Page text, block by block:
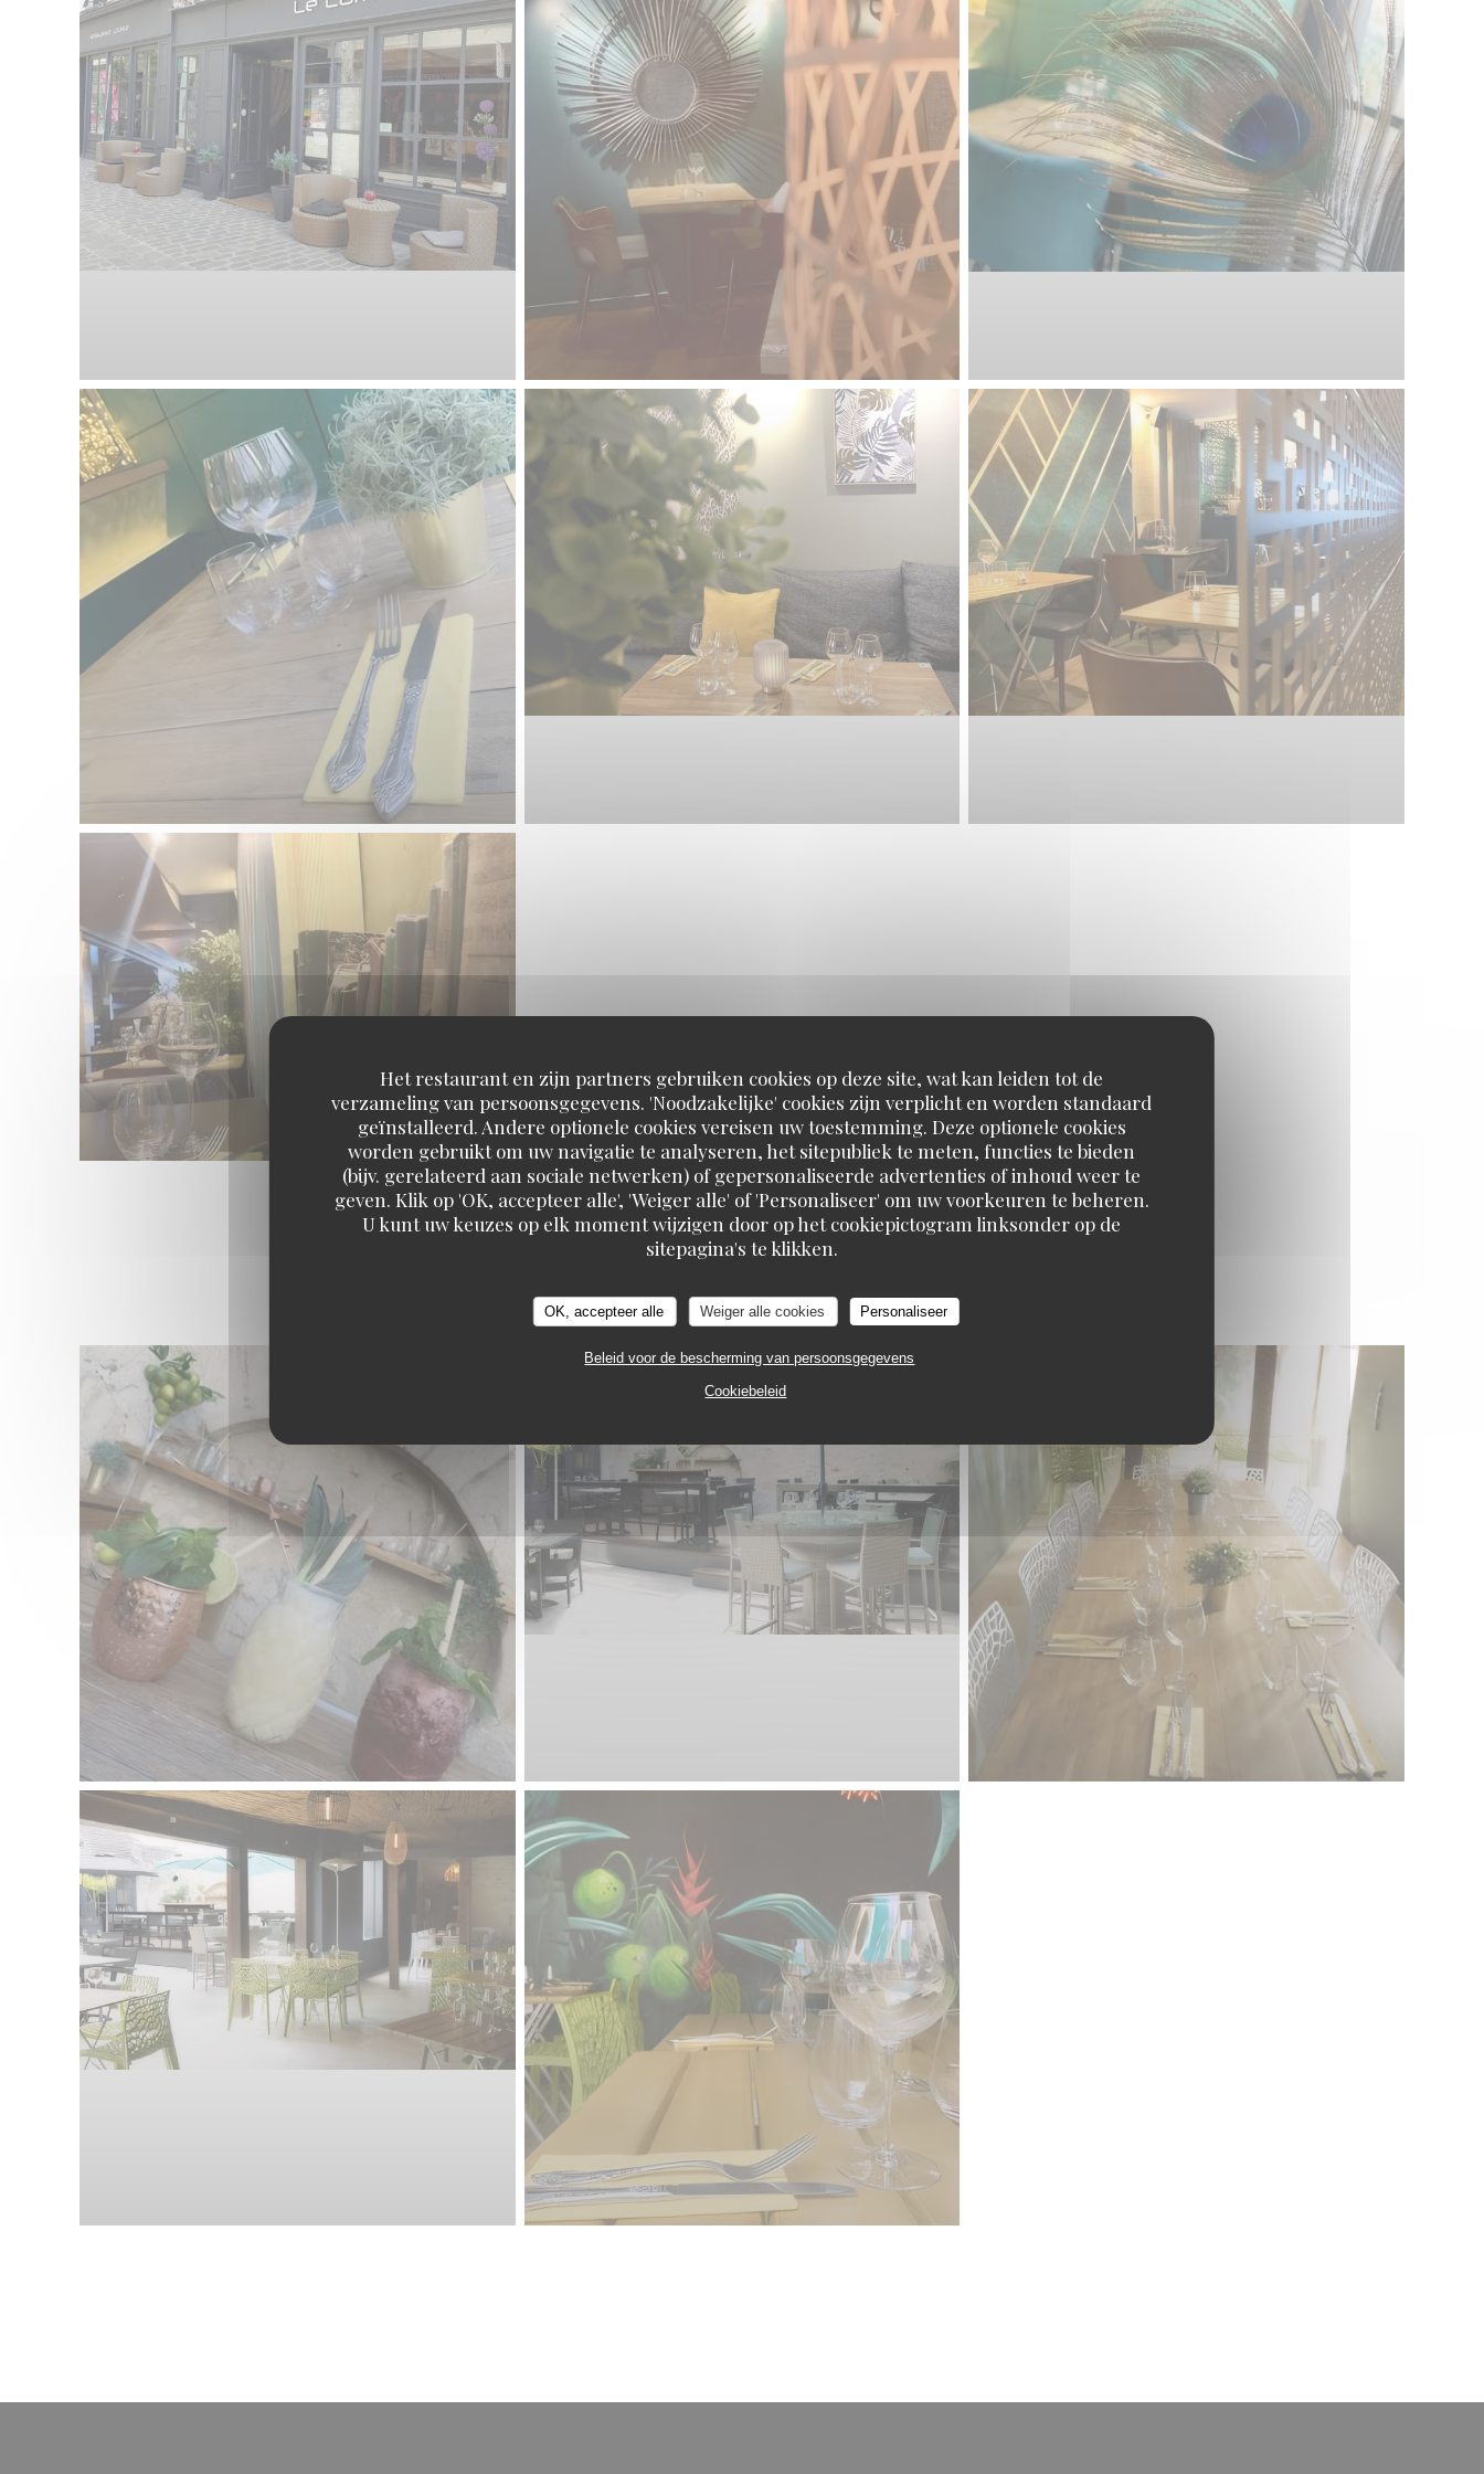
Het restaurant en zijn partners gebruiken cookies op deze site, wat kan leiden tot de
verzameling van persoonsgegevens. 'Noodzakelijke' cookies zijn verplicht en worden standaard
geïnstalleerd. Andere optionele cookies vereisen uw toestemming. Deze optionele cookies
worden gebruikt om uw navigatie te analyseren, het sitepubliek te meten, functies te bieden
(bijv. gerelateerd aan sociale netwerken) of gepersonaliseerde advertenties of inhoud weer te
geven. Klik op 'OK, accepteer alle', 'Weiger alle' of 'Personaliseer' om uw voorkeuren te beheren.
U kunt uw keuzes op elk moment wijzigen door op het cookiepictogram linksonder op de
sitepagina's te klikken.
OK, accepteer alle Weiger alle cookies Personaliseer
Beleid voor de bescherming van persoonsgegevens
Cookiebeleid
La terrasse
Le Carré